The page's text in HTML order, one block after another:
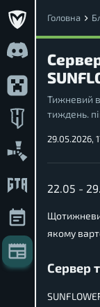
Головна
Тижневий
тиждень.
29.05.2026,
22.05 -
якому
Сервер